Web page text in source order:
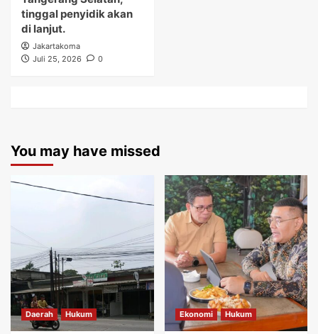
tinggal penyidik akan
di lanjut.
Jakartakoma
Juli 25, 2026
0
You may have missed
Daerah Hukum Ekonomi Hukum